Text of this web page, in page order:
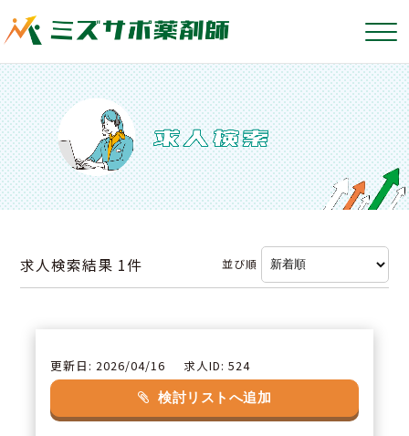
求人検索結果 1件 並び順
更新日: 2026/04/16 求人ID: 524
検討リストへ追加